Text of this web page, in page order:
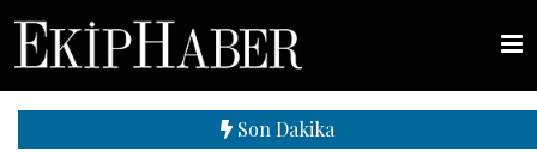
Son Dakika